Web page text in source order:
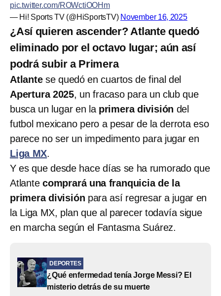
pic.twitter.com/ROWctiOOHm
— Hi! Sports TV (@HiSportsTV) November 16, 2025
¿Así quieren ascender? Atlante quedó
eliminado por el octavo lugar; aún así
podrá subir a Primera
Atlante se quedó en cuartos de final del
Apertura 2025, un fracaso para un club que
busca un lugar en la primera división del
futbol mexicano pero a pesar de la derrota eso
parece no ser un impedimento para jugar en
Liga MX.
Y es que desde hace días se ha rumorado que
Atlante comprará una franquicia de la
primera división para así regresar a jugar en
la Liga MX, plan que al parecer todavía sigue
en marcha según el Fantasma Suárez.
DEPORTES
¿Qué enfermedad tenía Jorge Messi? El
misterio detrás de su muerte